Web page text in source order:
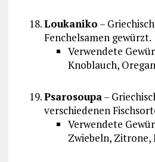
Loukaniko –
Fenchelsamen gewürzt.
Verwendete
Knoblauch,
Psarosoupa–
verschiedenen
Verwendete
Zwiebeln,